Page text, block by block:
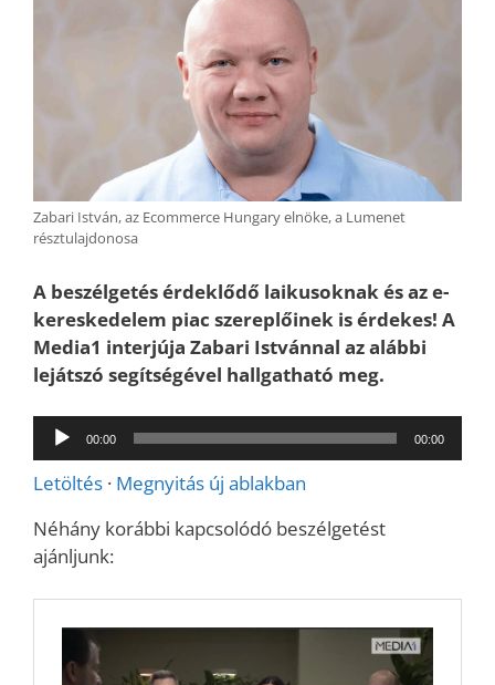
Zabari István, az Ecommerce Hungary elnöke, a Lumenet
résztulajdonosa
A beszélgetés érdeklődő laikusoknak és az e-
kereskedelem piac szereplőinek is érdekes! A
Media1 interjúja Zabari Istvánnal az alábbi
lejátszó segítségével hallgatható meg.
Audió
lejátszó
00:00 00:00
Letöltés · Megnyitás új ablakban
Néhány korábbi kapcsolódó beszélgetést
ajánljunk: